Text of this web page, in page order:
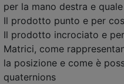
per la mano destra e
Il prodotto punto e per
Il prodotto incrociato e
Matrici, come
la posizione e come è
quaternions